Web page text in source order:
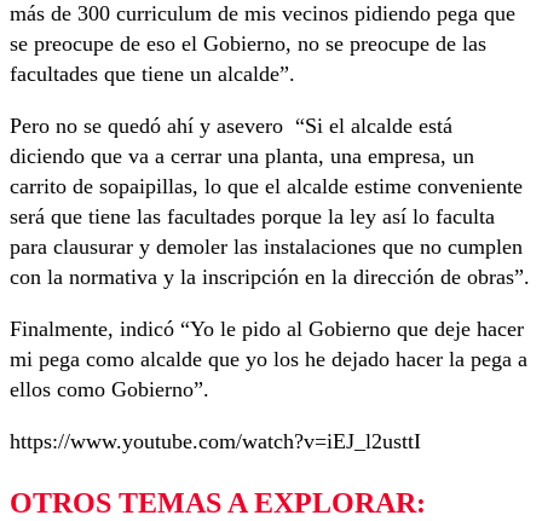
más de 300 curriculum de mis vecinos pidiendo pega que
se preocupe de eso el Gobierno, no se preocupe de las
facultades que tiene un alcalde”.
Pero no se quedó ahí y asevero “Si el alcalde está
diciendo que va a cerrar una planta, una empresa, un
carrito de sopaipillas, lo que el alcalde estime conveniente
será que tiene las facultades porque la ley así lo faculta
para clausurar y demoler las instalaciones que no cumplen
con la normativa y la inscripción en la dirección de obras”.
Finalmente, indicó “Yo le pido al Gobierno que deje hacer
mi pega como alcalde que yo los he dejado hacer la pega a
ellos como Gobierno”.
https://www.youtube.com/watch?v=iEJ_l2usttI
OTROS TEMAS A EXPLORAR: